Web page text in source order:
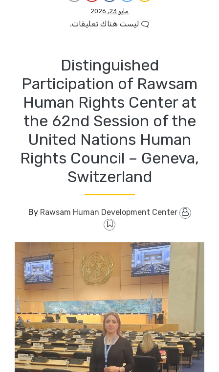
مايو 23, 2026
ليست هناك تعليقات.
Distinguished
Participation of Rawsam
Human Rights Center at
the 62nd Session of the
United Nations Human
Rights Council – Geneva,
Switzerland
By
Rawsam Human Development Center